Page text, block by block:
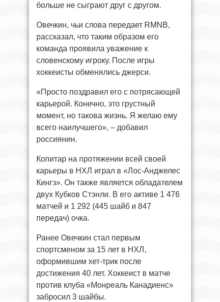
больше не сыграют друг с другом.
Овечкин, чьи слова передает RMNB,
рассказал, что таким образом его
команда проявила уважение к
словенскому игроку. После игры
хоккеисты обменялись джерси.
«Просто поздравил его с потрясающей
карьерой. Конечно, это грустный
момент, но такова жизнь. Я желаю ему
всего наилучшего», – добавил
россиянин.
Копитар на протяжении всей своей
карьеры в НХЛ играл в «Лос-Анджелес
Кингз». Он также является обладателем
двух Кубков Стэнли. В его активе 1 476
матчей и 1 292 (445 шайб и 847
передач) очка.
Ранее Овечкин стал первым
спортсменом за 15 лет в НХЛ,
оформившим хет-трик после
достижения 40 лет. Хоккеист в матче
против клуба «Монреаль Канадиенс»
забросил 3 шайбы.